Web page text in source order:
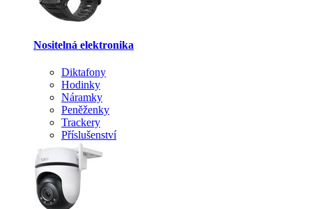
Nositelná elektronika
Diktafony
Hodinky
Náramky
Peněženky
Trackery
Příslušenství